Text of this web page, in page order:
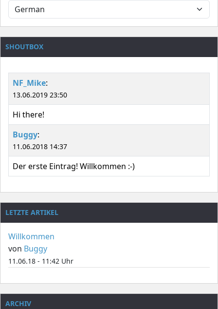
SHOUTBOX
NF_Mike:
13.06.2019 23:50
Hi there!
Buggy:
11.06.2018 14:37
Der erste Eintrag! Willkommen :-)
LETZTE ARTIKEL
Willkommen
von Buggy
11.06.18 - 11:42 Uhr
ARCHIV